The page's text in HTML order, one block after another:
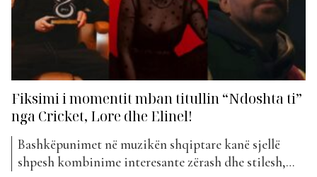
Fiksimi i momentit mban titullin “Ndoshta ti”
nga Cricket, Lore dhe Elinel!
Bashkëpunimet në muzikën shqiptare kanë sjellë
shpesh kombinime interesante zërash dhe stilesh,